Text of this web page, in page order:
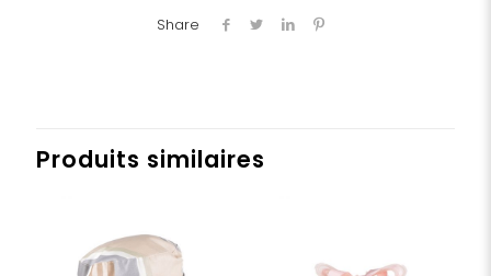
Share
Produits similaires